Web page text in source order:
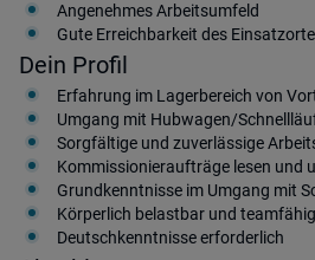
Angenehmes Arbeitsumfeld
Gute Erreichbarkeit des
Dein Profil
Erfahrung im Lagerbereich von
Umgang mit Hubwagen/
Sorgfältige und zuverlässige
Kommissionieraufträge lesen und
Grundkenntnisse im Umgang mit
Körperlich belastbar und teamfähig
Deutschkenntnisse erforderlich